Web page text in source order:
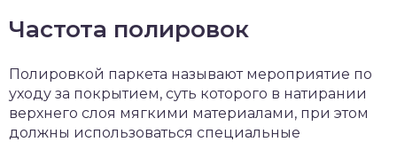
Частота полировок
Полировкой паркета называют мероприятие по
уходу за покрытием, суть которого в натирании
верхнего слоя мягкими материалами, при этом
должны использоваться специальные